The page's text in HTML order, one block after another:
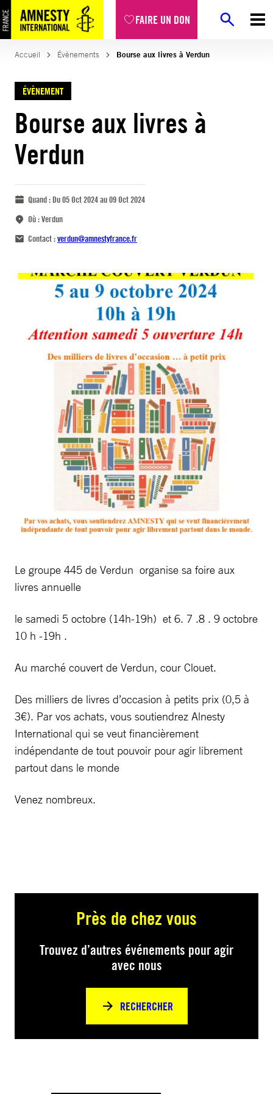
FAIRE UN DON
Accueil Évènements Bourse aux livres à Verdun
ÉVÈNEMENT
Bourse aux livres à
Verdun
Quand :Du 05 Oct 2024 au 09 Oct 2024
Où :Verdun
Contact :verdun@amnestyfrance.fr
Le groupe 445 de Verdun organise sa foire aux
livres annuelle
le samedi 5 octobre (14h-19h) et 6. 7 .8 . 9 octobre
10 h -19h .
Au marché couvert de Verdun, cour Clouet.
Des milliers de livres d’occasion à petits prix (0,5 à
3€). Par vos achats, vous soutiendrez Alnesty
International qui se veut financièrement
indépendante de tout pouvoir pour agir librement
partout dans le monde
Venez nombreux.
Près de chez vous
Trouvez d’autres événements pour agir
avec nous
RECHERCHER